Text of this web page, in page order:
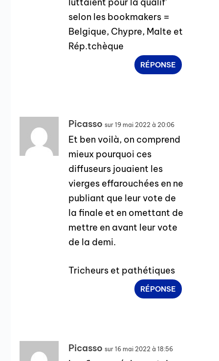
selon les bookmakers =
Belgique, Chypre, Malte et
Rép.tchèque
RÉPONSE
Picasso sur 19 mai 2022 à 20:06
Et ben voilà, on comprend
mieux pourquoi ces
diffuseurs jouaient les
vierges effarouchées en ne
publiant que leur vote de
la finale et en omettant de
mettre en avant leur vote
de la demi.
Tricheurs et pathétiques
RÉPONSE
Picasso sur 16 mai 2022 à 18:56